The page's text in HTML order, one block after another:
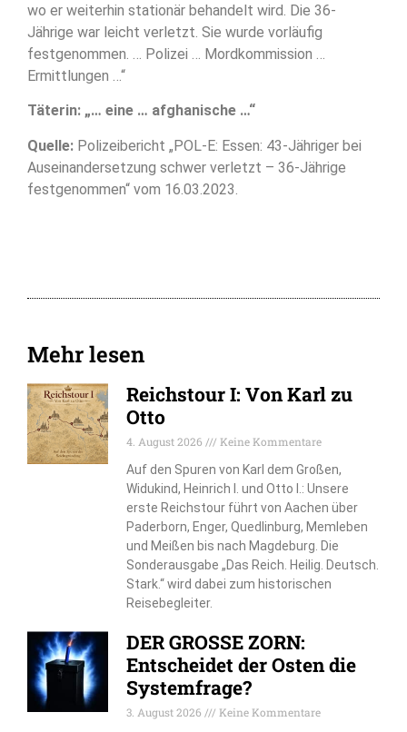
wo er weiterhin stationär behandelt wird. Die 36-
Jährige war leicht verletzt. Sie wurde vorläufig
festgenommen. … Polizei … Mordkommission …
Ermittlungen …“
Täterin: „… eine … afghanische …“
Quelle: Polizeibericht „POL-E: Essen: 43-Jähriger bei
Auseinandersetzung schwer verletzt – 36-Jährige
festgenommen“ vom 16.03.2023.
Mehr lesen
Reichstour I: Von Karl zu
Otto
4. August 2026
Keine Kommentare
Auf den Spuren von Karl dem Großen,
Widukind, Heinrich I. und Otto I.: Unsere
erste Reichstour führt von Aachen über
Paderborn, Enger, Quedlinburg, Memleben
und Meißen bis nach Magdeburg. Die
Sonderausgabe „Das Reich. Heilig. Deutsch.
Stark.“ wird dabei zum historischen
Reisebegleiter.
DER GROSSE ZORN:
Entscheidet der Osten die
Systemfrage?
3. August 2026
Keine Kommentare